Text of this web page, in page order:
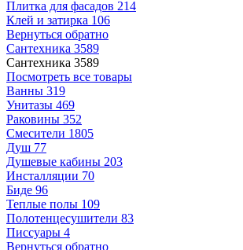
Плитка для фасадов 214
Клей и затирка 106
Вернуться обратно
Сантехника 3589
Сантехника 3589
Посмотреть все товары
Ванны 319
Унитазы 469
Раковины 352
Смесители 1805
Душ 77
Душевые кабины 203
Инсталляции 70
Биде 96
Теплые полы 109
Полотенцесушители 83
Писсуары 4
Вернуться обратно